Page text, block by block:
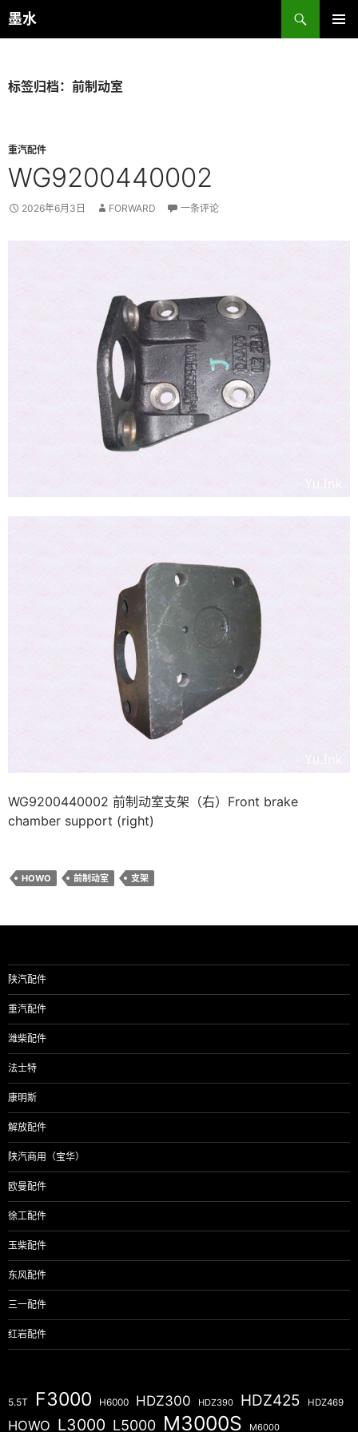
跳
至
墨水
搜
索
标签归档：前制动室
重汽配件
WG9200440002
2026年6月3日 FORWARD 一条评论
WG9200440002 前制动室支架（右）Front brake
chamber support (right)
HOWO 前制动室 支架
陕汽配件
重汽配件
潍柴配件
法士特
康明斯
解放配件
陕汽商用（宝华）
欧曼配件
徐工配件
玉柴配件
东风配件
三一配件
红岩配件
5.5T F3000 H6000 HDZ300 HDZ390 HDZ425 HDZ469
HOWO L3000 L5000 M3000S M6000